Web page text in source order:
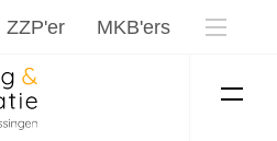
ZZP'er MKB'ers